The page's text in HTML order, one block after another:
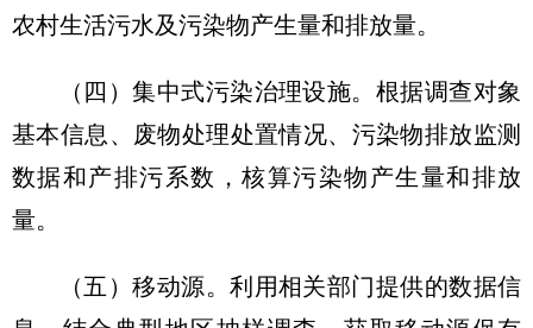
农村生活污水及污染物产生量和排放量。
（四）集中式污染治理设施。 根据调查对象
基本信息、废物处理处置情况、污染物排放监测
数据和产排污系数，核算污染物产生量和排放
量。
（五）移动源。利用相关部门提供的数据信